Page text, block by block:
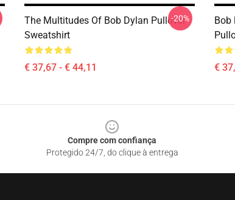
The Multitudes Of Bob Dylan Pullover
Sweatshirt
€ 37,67 - € 44,11
-20%
Bob
€
Compre com confiança
Protegido 24/7, do clique à entrega